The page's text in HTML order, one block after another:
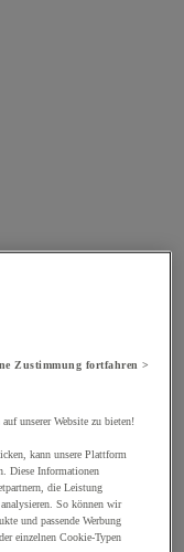
Zustimmung fortfahren >
unserer Website zu bieten!
kann unsere Plattform
Diese Informationen
die Leistung
analysieren. So können wir
und passende Werbung
einzelnen Cookie-Typen